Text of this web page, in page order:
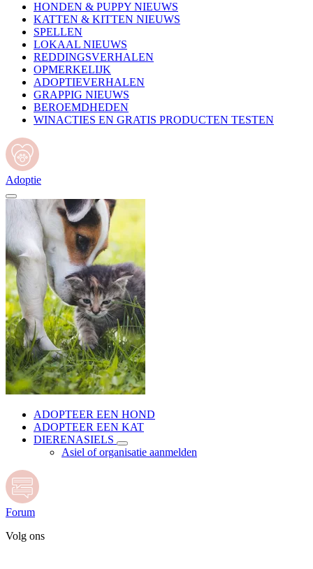
HONDEN & PUPPY NIEUWS
KATTEN & KITTEN NIEUWS
SPELLEN
LOKAAL NIEUWS
REDDINGSVERHALEN
OPMERKELIJK
ADOPTIEVERHALEN
GRAPPIG NIEUWS
BEROEMDHEDEN
WINACTIES EN GRATIS PRODUCTEN TESTEN
Adoptie
ADOPTEER EEN HOND
ADOPTEER EEN KAT
DIERENASIELS
Asiel of organisatie aanmelden
Forum
Volg ons